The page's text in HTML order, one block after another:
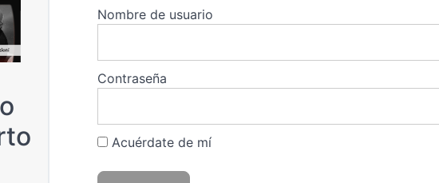
Nombre de usuario
Contraseña
Acuérdate de mí